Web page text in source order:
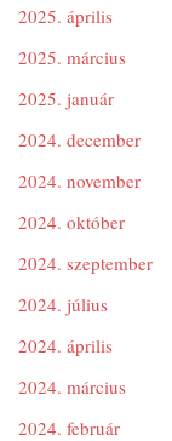
2025. április
2025. március
2025. január
2024. december
2024. november
2024. október
2024. szeptember
2024. július
2024. április
2024. március
2024. február